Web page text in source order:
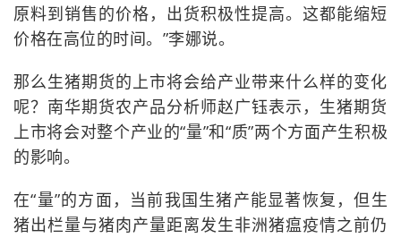
原料到销售的价格，出货积极性提高。这都能缩短
价格在高位的时间。”李娜说。
那么生猪期货的上市将会给产业带来什么样的变化
呢？南华期货农产品分析师赵广钰表示，生猪期货
上市将会对整个产业的“量”和“质”两个方面产生积极
的影响。
在“量”的方面，当前我国生猪产能显著恢复，但生
猪出栏量与猪肉产量距离发生非洲猪瘟疫情之前仍